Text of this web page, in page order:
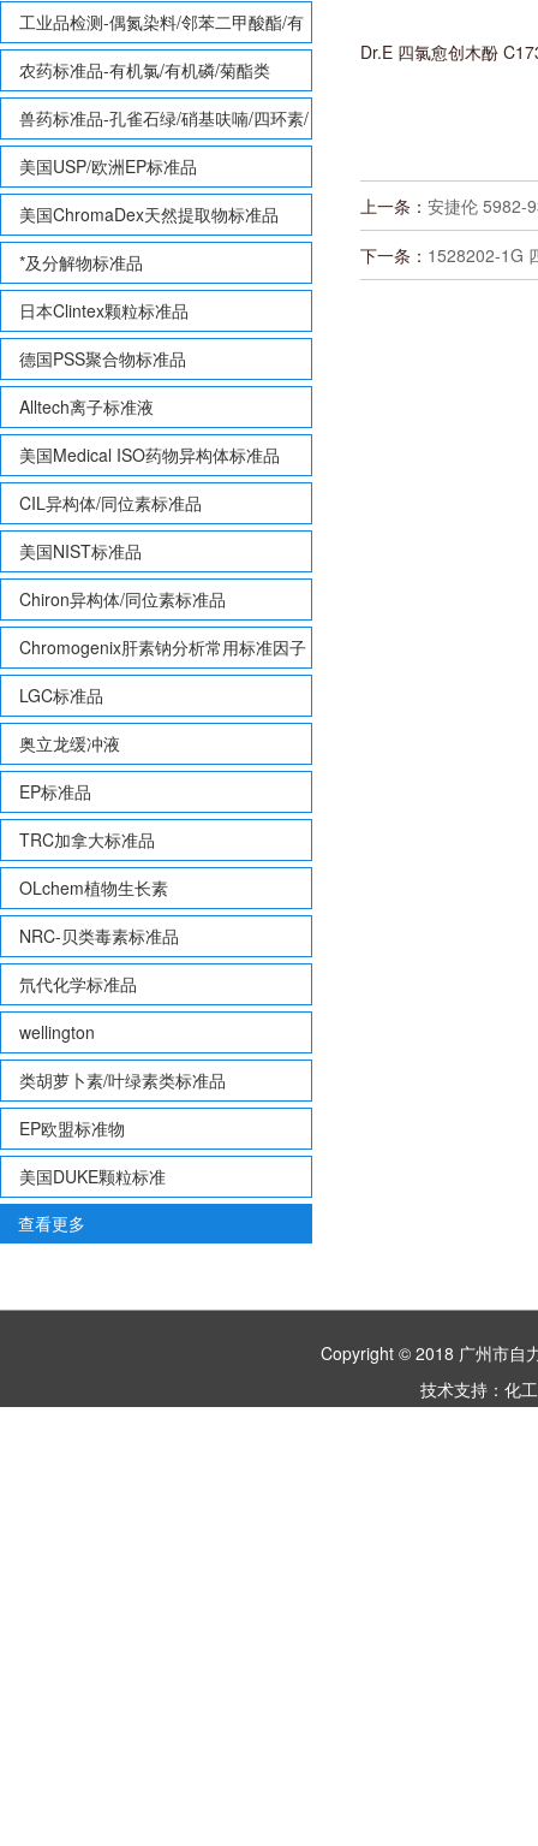
酸甲酯等
工业品检测-偶氮染料/邻苯二甲酸酯/有
机锡/多溴联苯/多溴联苯醚/多氯联苯
农药标准品-有机氯/有机磷/菊酯类
兽药标准品-孔雀石绿/硝基呋喃/四环素/
磺胺等
美国USP/欧洲EP标准品
美国ChromaDex天然提取物标准品
*及分解物标准品
日本Clintex颗粒标准品
德国PSS聚合物标准品
Alltech离子标准液
美国Medical ISO药物异构体标准品
CIL异构体/同位素标准品
美国NIST标准品
Chiron异构体/同位素标准品
Chromogenix肝素钠分析常用标准因子
LGC标准品
奥立龙缓冲液
EP标准品
TRC加拿大标准品
OLchem植物生长素
NRC-贝类毒素标准品
氘代化学标准品
wellington
类胡萝卜素/叶绿素类标准品
EP欧盟标准物
美国DUKE颗粒标准
查看更多
Dr.E 四氯愈创木酚
上一条： 安捷伦 5982-
下一条： 1528202-1G
Copyright © 2018 广州市
技术支持： 化